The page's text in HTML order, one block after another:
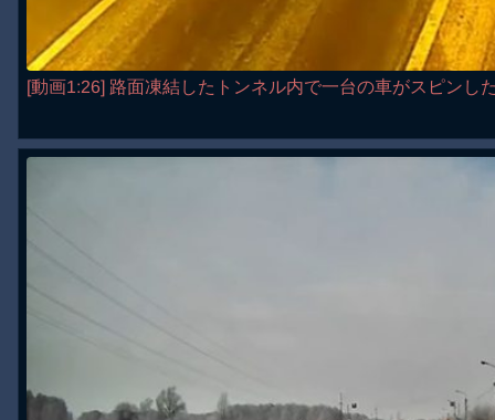
[動画1:26] 路面凍結したトンネル内で一台の車がスピンし